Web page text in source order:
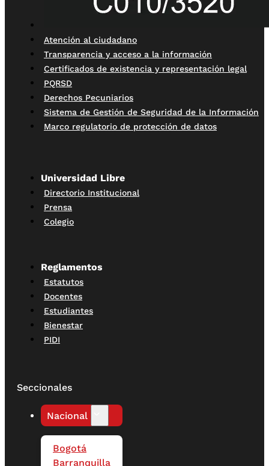
Atención al ciudadano
Transparencia y acceso a la información
Certificados de existencia y representación legal
PQRSD
Derechos Pecuniarios
Sistema de Gestión de Seguridad de la Información
Marco regulatorio de protección de datos
Universidad Libre
Directorio Institucional
Prensa
Colegio
Reglamentos
Estatutos
Docentes
Estudiantes
Bienestar
PIDI
Seccionales
Nacional
Bogotá
Barranquilla